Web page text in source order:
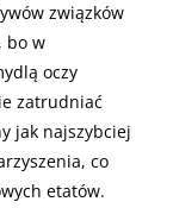
związków
bo w
oczy
zatrudniać
jak najszybciej
co
etatów.